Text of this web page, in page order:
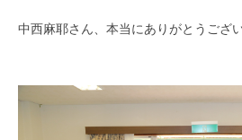
中西麻耶さん、本当にありがとうござ